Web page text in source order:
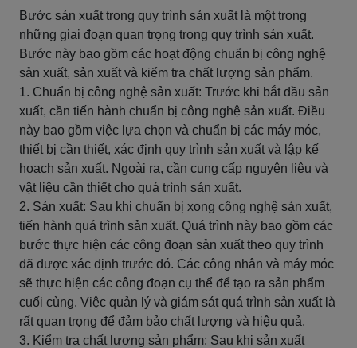
Bước sản xuất trong quy trình sản xuất là một trong
những giai đoạn quan trọng trong quy trình sản xuất.
Bước này bao gồm các hoạt động chuẩn bị công nghệ
sản xuất, sản xuất và kiểm tra chất lượng sản phẩm.
1. Chuẩn bị công nghệ sản xuất: Trước khi bắt đầu sản
xuất, cần tiến hành chuẩn bị công nghệ sản xuất. Điều
này bao gồm việc lựa chọn và chuẩn bị các máy móc,
thiết bị cần thiết, xác định quy trình sản xuất và lập kế
hoạch sản xuất. Ngoài ra, cần cung cấp nguyên liệu và
vật liệu cần thiết cho quá trình sản xuất.
2. Sản xuất: Sau khi chuẩn bị xong công nghệ sản xuất,
tiến hành quá trình sản xuất. Quá trình này bao gồm các
bước thực hiện các công đoạn sản xuất theo quy trình
đã được xác định trước đó. Các công nhân và máy móc
sẽ thực hiện các công đoạn cụ thể để tạo ra sản phẩm
cuối cùng. Việc quản lý và giám sát quá trình sản xuất là
rất quan trọng để đảm bảo chất lượng và hiệu quả.
3. Kiểm tra chất lượng sản phẩm: Sau khi sản xuất